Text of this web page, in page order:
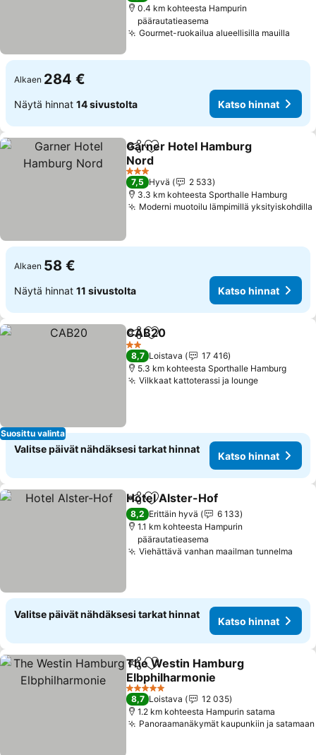
0.4 km kohteesta Hampurin
päärautatieasema
Gourmet-ruokailua alueellisilla mauilla
Alkaen 284 €
Näytä hinnat 14 sivustolta Katso hinnat
Jaa Lisää suosikkeihin
Garner Hotel Hamburg
Nord
Katso hinnat
3 Tähtiluokitus
7,5 Hyvä
2 533
3.3 km kohteesta Sporthalle Hamburg
Moderni muotoilu lämpimillä yksityiskohdilla
Alkaen 58 €
Näytä hinnat 11 sivustolta Katso hinnat
Suosittu valinta
Jaa Lisää suosikkeihin
CAB20
2 Tähtiluokitus
8,7 Loistava
17 416
5.3 km kohteesta Sporthalle Hamburg
Vilkkaat kattoterassi ja loungeKatso
Valitse päivät nähdäksesi tarkat hinnat
Katso hinnat
Jaa Lisää suosikkeihin
Hotel Alster-Hof
8,2 Erittäin hyvä
6 133
1.1 km kohteesta Hampurin
päärautatieasema
Viehättävä vanhan maailman tunnelma
Valitse päivät nähdäksesi tarkat hinnat
Katso hinnat
Jaa Lisää suosikkeihin
The Westin Hamburg
Elbphilharmonie
Katso hinnat
5 Tähtiluokitus
8,7 Loistava
12 035
1.2 km kohteesta Hampurin satama
Panoraamanäkymät kaupunkiin ja satamaan